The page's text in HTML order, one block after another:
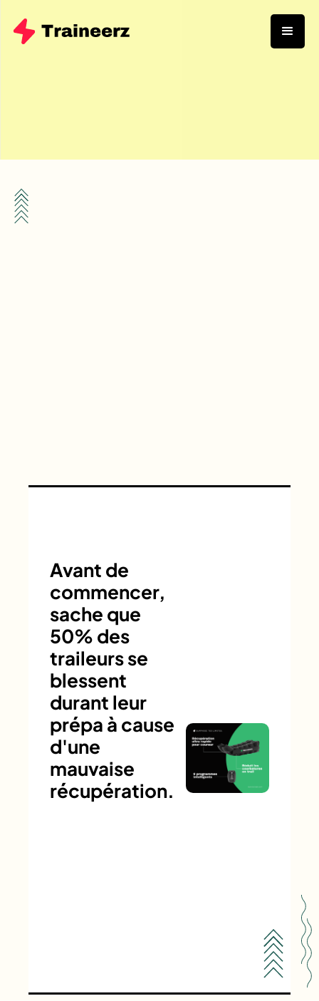
Avant de
commencer,
sache que
50% des
traileurs se
blessent
durant leur
prépa à cause
d'une
mauvaise
récupération.